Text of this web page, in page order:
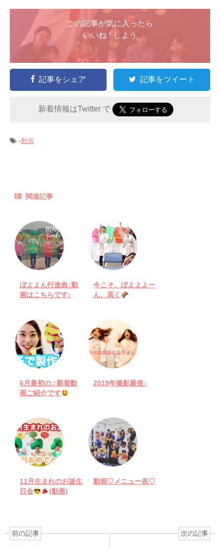
この記事が気に入ったら
いいね ! しよう
記事をシェア 記事をツイート
新着情報はTwitter で
-動画
関連記事
ぼよよん行進曲♪動
画はこちらです♪
今こそ、ぼよよよー
ん、高く
6月最初の♫新着動
画ご紹介です
2019年撮影最後♪
11月生まれのお誕生
日会
(動画)
動画♡メニュー表♡
前の記事 次の記事